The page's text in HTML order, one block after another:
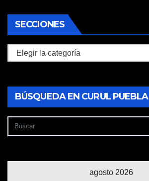
SECCIONES
Secciones
BÚSQUEDA EN CURUL PUEBLA
agosto 2026